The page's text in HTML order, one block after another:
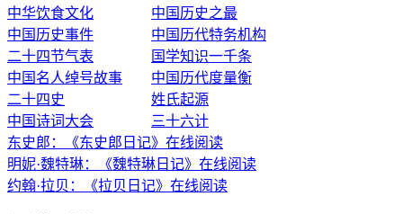
中华饮食文化
中国历史之最
中国历史事件
中国历代特务机构
二十四节气表
国学知识一千条
中国名人绰号故事
中国历代度量衡
二十四史
姓氏起源
中国诗词大会
三十六计
东史郎：《东史郎日记》在线阅读
明妮·魏特琳：《魏特琳日记》在线阅读
约翰·拉贝：《拉贝日记》在线阅读